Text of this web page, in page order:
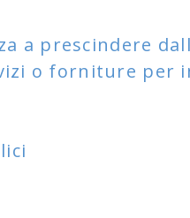
a prescindere
o forniture per